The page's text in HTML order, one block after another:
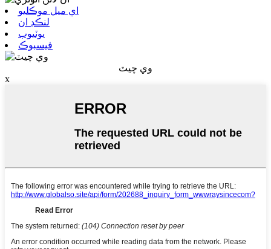
اي ميل موڪليو
لنڪڊ ان
يوٽيوب
فيسبوڪ
وي چيٽ
x